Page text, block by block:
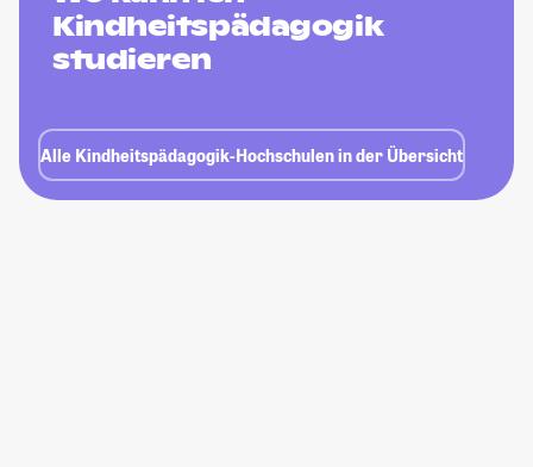
Kindheitspädagogik
studieren
Alle Kindheitspädagogik-Hochschulen in der Übersicht